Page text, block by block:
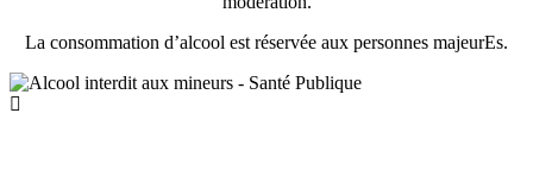
La consommation d’alcool est réservée aux personnes majeurEs.